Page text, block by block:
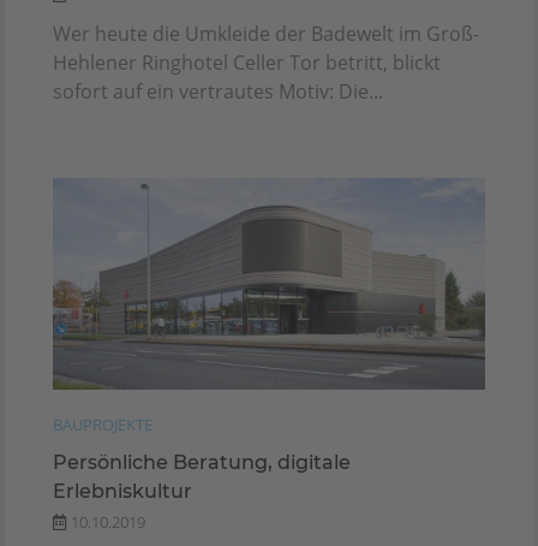
Wer heute die Umkleide der Badewelt im Groß-
Hehlener Ringhotel Celler Tor betritt, blickt
sofort auf ein vertrautes Motiv: Die...
BAUPROJEKTE
Persönliche Beratung, digitale
Erlebniskultur
10.10.2019